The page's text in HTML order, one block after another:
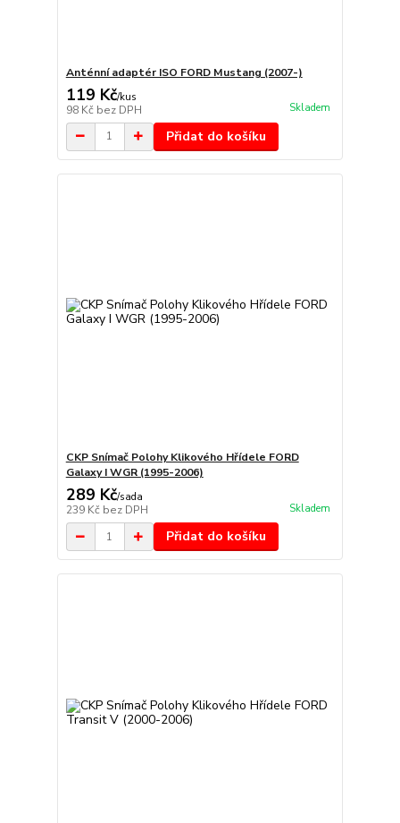
Anténní adaptér ISO FORD Mustang (2007-)
119 Kč/kus
98 Kč bez DPH Skladem
Přidat do košíku
CKP Snímač Polohy Klikového Hřídele FORD
Galaxy I WGR (1995-2006)
289 Kč/sada
239 Kč bez DPH Skladem
Přidat do košíku